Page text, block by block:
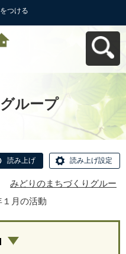
つける
ループ
読み上げ 読み上げ設定
みどりのまちづくりグルー
月の活動